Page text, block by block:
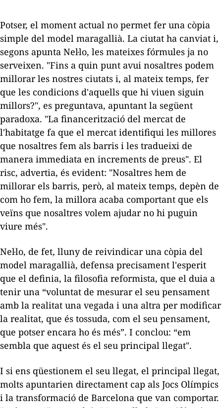
Potser, el moment actual no permet fer una còpia
simple del model maragallià. La ciutat ha canviat i,
segons apunta Nel·lo, les mateixes fórmules ja no
serveixen. "Fins a quin punt avui nosaltres podem
millorar les nostres ciutats i, al mateix temps, fer
que les condicions d'aquells que hi viuen siguin
millors?", es preguntava, apuntant la següent
paradoxa. "La financerització del mercat de
l'habitatge fa que el mercat identifiqui les millores
que nosaltres fem als barris i les tradueixi de
manera immediata en increments de preus". El
risc, advertia, és evident: "Nosaltres hem de
millorar els barris, però, al mateix temps, depèn de
com ho fem, la millora acaba comportant que els
veïns que nosaltres volem ajudar no hi puguin
viure més".
Nel·lo, de fet, lluny de reivindicar una còpia del
model maragallià, defensa precisament l'esperit
que el definia, la filosofia reformista, que el duia a
tenir una “voluntat de mesurar el seu pensament
amb la realitat una vegada i una altra per modificar
la realitat, que és tossuda, com el seu pensament,
que potser encara ho és més”. I conclou: “em
sembla que aquest és el seu principal llegat".
I si ens qüestionem el seu llegat, el principal llegat,
molts apuntarien directament cap als Jocs Olímpics
i la transformació de Barcelona que van comportar.